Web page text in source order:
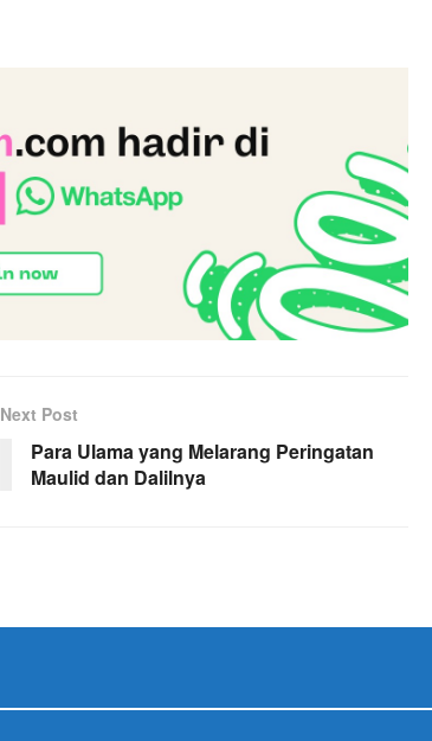
Next Post
Para Ulama yang Melarang Peringatan
Maulid dan Dalilnya